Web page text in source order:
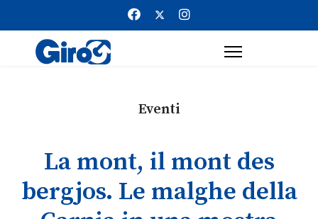
Eventi
La mont, il mont des
bergjos. Le malghe della